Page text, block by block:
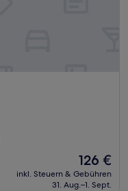
Der
Preis
beträgt
126 €
inkl. Steuern & Gebühren
31. Aug.–1. Sept.